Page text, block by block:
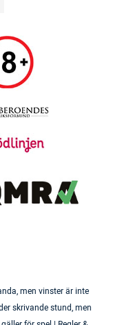
men vinster är inte
skrivande stund, men